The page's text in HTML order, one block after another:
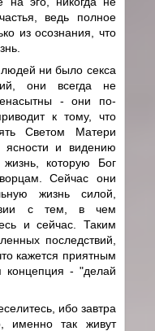
ведь полное
из осознания, что
ни было секса
они всегда не
- они по-
к тому, что
Светом Матери
ясности и видению
которую Бог
Сейчас они
жизнь силой,
с тем, в чем
и сейчас. Таким
последствий,
кажется приятным
концепция - "делай
ибо завтра
именно так живут